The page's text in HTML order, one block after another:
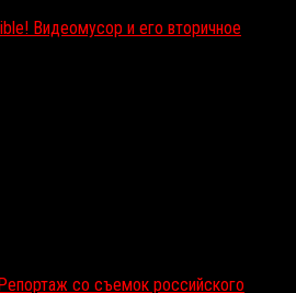
Видеомусор и его вторичное
со съемок российского